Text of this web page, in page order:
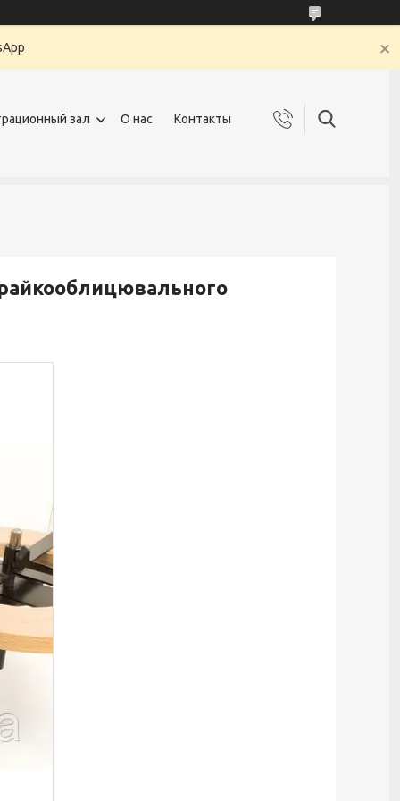
зал О нас Контакты